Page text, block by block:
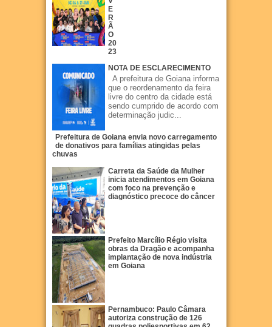
E
R
Ã
O
20
23
NOTA DE ESCLARECIMENTO
A prefeitura de Goiana informa
que o reordenamento da feira
livre do centro da cidade está
sendo cumprido de acordo com
determinação judic...
Prefeitura de Goiana envia novo carregamento
de donativos para famílias atingidas pelas
chuvas
Carreta da Saúde da Mulher
inicia atendimentos em Goiana
com foco na prevenção e
diagnóstico precoce do câncer
Prefeito Marcílio Régio visita
obras da Dragão e acompanha
implantação de nova indústria
em Goiana
Pernambuco: Paulo Câmara
autoriza construção de 126